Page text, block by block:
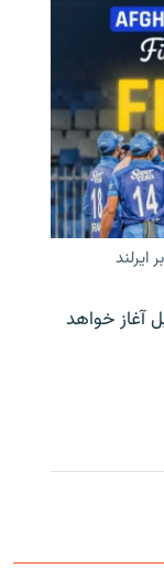
ایرلند
کابل آغاز خواهد